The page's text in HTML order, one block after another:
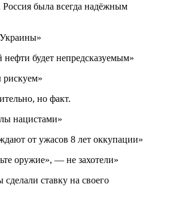
была всегда надёжным
нефти будет непредсказуемым»
но факт.
нацистами»
от ужасов 8 лет оккупации»
оружие», — не захотели»
ставку на своего